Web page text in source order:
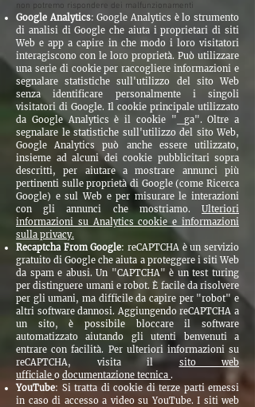
non potremo rispondere dei malfunzionamenti
Google Analytics: Google Analytics è lo strumento
di analisi di Google che aiuta i proprietari di siti
Web e app a capire in che modo i loro visitatori
interagiscono con le loro proprietà. Può utilizzare
una serie di cookie per raccogliere informazioni e
segnalare statistiche sull'utilizzo del sito Web
senza identificare personalmente i singoli
visitatori di Google. Il cookie principale utilizzato
da Google Analytics è il cookie "_ga". Oltre a
segnalare le statistiche sull'utilizzo del sito Web,
Google Analytics può anche essere utilizzato,
insieme ad alcuni dei cookie pubblicitari sopra
descritti, per aiutare a mostrare annunci più
pertinenti sulle proprietà di Google (come Ricerca
Google) e sul Web e per misurare le interazioni
con gli annunci che mostriamo. Ulteriori
informazioni su Analytics cookie e informazioni
sulla privacy.
Recaptcha From Google: reCAPTCHA è un servizio
gratuito di Google che aiuta a proteggere i siti Web
da spam e abusi. Un "CAPTCHA" è un test turing
per distinguere umani e robot. È facile da risolvere
per gli umani, ma difficile da capire per "robot" e
altri software dannosi. Aggiungendo reCAPTCHA a
un sito, è possibile bloccare il software
automatizzato aiutando gli utenti benvenuti a
entrare con facilità. Per ulteriori informazioni su
reCAPTCHA, visita il sito web
ufficiale o documentazione tecnica .
YouTube: Si tratta di cookie di terze parti emessi
in caso di accesso a video su YouTube. I siti web